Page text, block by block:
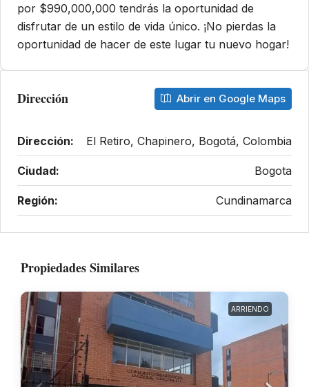
por $990,000,000 tendrás la oportunidad de
disfrutar de un estilo de vida único. ¡No pierdas la
oportunidad de hacer de este lugar tu nuevo hogar!
Dirección Abrir en Google Maps
Dirección: El Retiro, Chapinero, Bogotá, Colombia
Ciudad: Bogota
Región: Cundinamarca
Propiedades Similares
ARRIENDO